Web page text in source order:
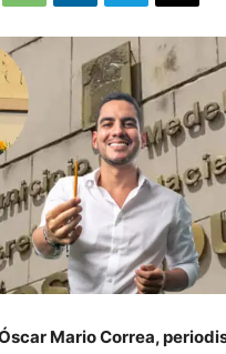
Mario Correa,